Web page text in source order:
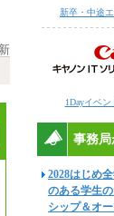
新卒・中途
1Dayイベン
事務
2028はじめ
のある学生
シップ＆オ